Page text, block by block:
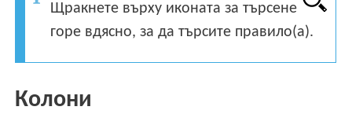
Щракнете върху иконата за търсене
горе вдясно, за да търсите правило(а).
Колони